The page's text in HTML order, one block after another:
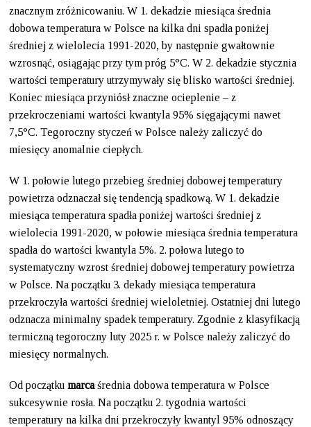
znacznym zróżnicowaniu. W 1. dekadzie miesiąca średnia
dobowa temperatura w Polsce na kilka dni spadła poniżej
średniej z wielolecia 1991-2020, by następnie gwałtownie
wzrosnąć, osiągając przy tym próg 5°C. W 2. dekadzie stycznia
wartości temperatury utrzymywały się blisko wartości średniej.
Koniec miesiąca przyniósł znaczne ocieplenie – z
przekroczeniami wartości kwantyla 95% sięgającymi nawet
7,5°C. Tegoroczny styczeń w Polsce należy zaliczyć do
miesięcy anomalnie ciepłych.
W 1. połowie lutego przebieg średniej dobowej temperatury
powietrza odznaczał się tendencją spadkową. W 1. dekadzie
miesiąca temperatura spadła poniżej wartości średniej z
wielolecia 1991-2020, w połowie miesiąca średnia temperatura
spadła do wartości kwantyla 5%. 2. połowa lutego to
systematyczny wzrost średniej dobowej temperatury powietrza
w Polsce. Na początku 3. dekady miesiąca temperatura
przekroczyła wartości średniej wieloletniej. Ostatniej dni lutego
odznacza minimalny spadek temperatury. Zgodnie z klasyfikacją
termiczną tegoroczny luty 2025 r. w Polsce należy zaliczyć do
miesięcy normalnych.
Od początkumarca średnia dobowa temperatura w Polsce
sukcesywnie rosła. Na początku 2. tygodnia wartości
temperatury na kilka dni przekroczyły kwantyl 95% odnoszący